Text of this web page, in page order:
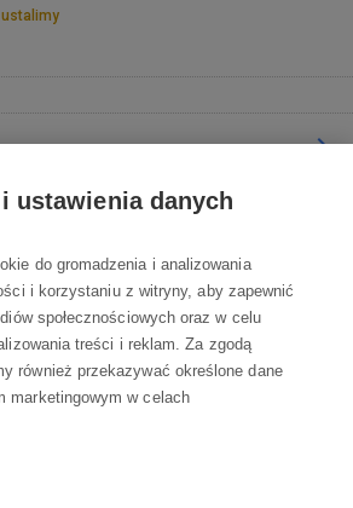
ustawienia danych
do gromadzenia i analizowania
i korzystaniu z witryny, aby zapewnić
społecznościowych oraz w celu
treści i reklam. Za zgodą
również przekazywać określone dane
marketingowym w celach